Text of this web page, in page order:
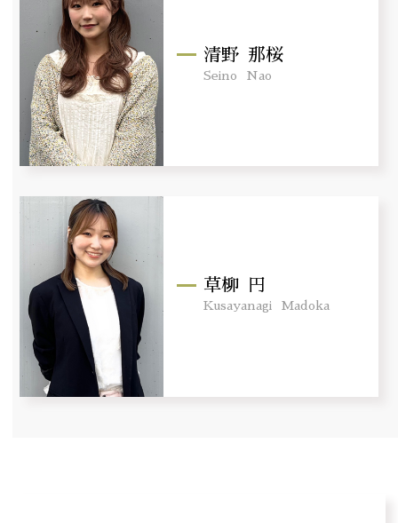
清野 那桜
Seino Nao
草柳 円
Kusayanagi Madoka